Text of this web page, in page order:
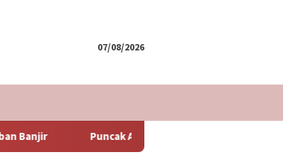
07/08/2026
Puncak Arus Balik Lebaran 2024 Diperkirakan Hari